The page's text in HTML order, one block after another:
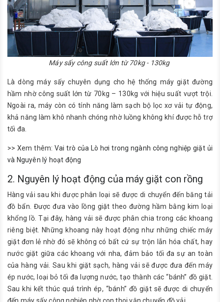
Máy sấy công suất lớn từ 70kg - 130kg
Là dòng máy sấy chuyên dụng cho hệ thống máy giặt đường
hầm nhờ công suất lớn từ 70kg – 130kg với hiệu suất vượt trội.
Ngoài ra, máy còn có tính năng làm sạch bộ lọc xơ vải tự động,
khả năng làm khô nhanh chóng nhờ luồng không khí được hỗ trợ
tối đa.
>> Xem thêm:Vai trò của Lò hơi trong ngành công nghiệp giặt ủi
và Nguyên lý hoạt động
2. Nguyên lý hoạt động của máy giặt con rồng
Hàng vải sau khi được phân loại sẽ được di chuyển đến băng tải
đồ bẩn. Được đưa vào lồng giặt theo đường hầm bằng kim loại
khổng lồ. Tại đây, hàng vải sẽ được phân chia trong các khoang
riêng biệt. Những khoang này hoạt động như những chiếc máy
giặt đơn lẻ nhờ đó sẽ không có bất cứ sự trộn lẫn hóa chất, hay
nước giặt giữa các khoang với nha, đảm bảo tối đa sự an toàn
của hàng vải. Sau khi giặt sạch, hàng vải sẽ được đưa đến máy
ép nước, loại bỏ tối đa lượng nước, tạo thành các “bánh” đồ giặt.
Sau khi kết thúc quá trình ép, “bánh” đồ giặt sẽ được di chuyển